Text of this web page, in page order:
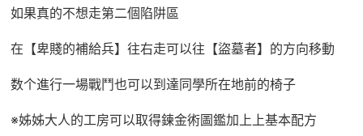
如果真的不想走第二個陷阱區
在【卑賤的補給兵】往右走可以往【盜墓者】的方向移動
数个進行一場戰鬥也可以到達同學所在地前的椅子
※姊姊大人的工房可以取得鍊金術圖鑑加上上基本配方